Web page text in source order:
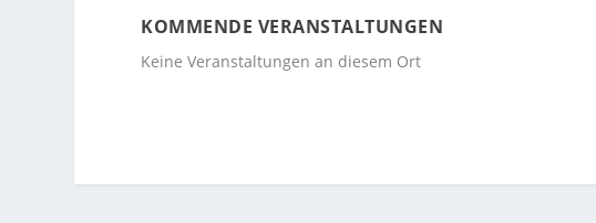
KOMMENDE VERANSTALTUNGEN
Keine Veranstaltungen an diesem Ort